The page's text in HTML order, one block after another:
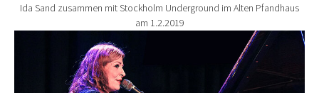
Ida Sand zusammen mit Stockholm Underground im Alten Pfandhaus
am 1.2.2019
Show larger version for: